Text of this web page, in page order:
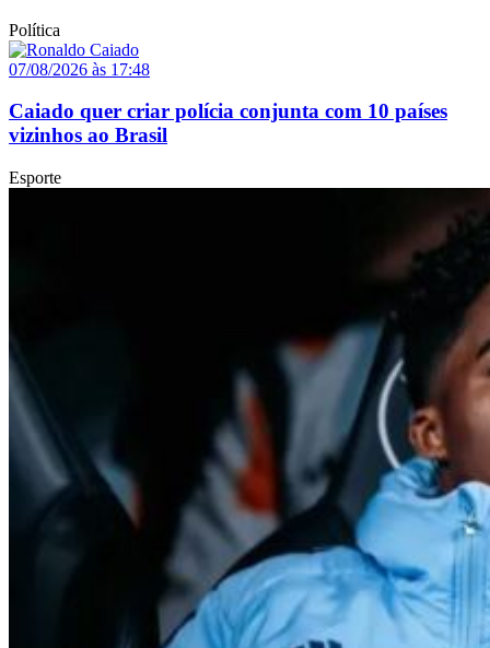
Política
07/08/2026 às 17:48
Caiado quer criar polícia conjunta com 10 países
vizinhos ao Brasil
Esporte